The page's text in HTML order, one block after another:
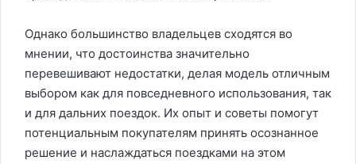
Однако большинство владельцев сходятся во
мнении, что достоинства значительно
перевешивают недостатки, делая модель отличным
выбором как для повседневного использования, так
и для дальних поездок. Их опыт и советы помогут
потенциальным покупателям принять осознанное
решение и наслаждаться поездками на этом